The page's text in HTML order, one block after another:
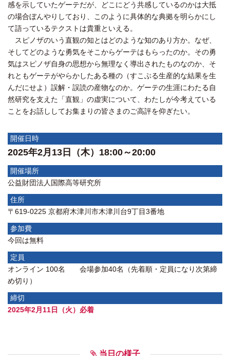
感を示していたゲーテだが、どこにどう共感しているのかは大抵
の場合ぼんやりしており、このように具体的な典拠を明らかにし
て語っているテクストは貴重といえる。
スピノザのいう直観の知とはどのような知のあり方か。なぜ、
そしてどのような勇気をそこからゲーテはもらったのか。その勇
気はスピノザ自身の思想から無理なく導出されたものなのか、そ
れともゲーテがやらかしたある種の（すこぶる生産的な結果を生
んだにせよ）誤解・誤読の産物なのか。ゲーテの生涯にわたる自
然研究を支えた「直観」の虚実について、わたしが今考えている
ことをお話ししてお集まりの皆さまのご高評を仰ぎたい。
開催日時
2025年2月13日（木）18:00～20:00
開催場所
公益財団法人国際高等研究所
住所
〒619-0225 京都府木津川市木津川台9丁目3番地
参加費
今回は無料
定員
オンライン 100名 会場参加40名（先着順・定員になり次第締
め切り）
締切
2025年2月11日（火）必着
当日の様子